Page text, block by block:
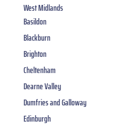
West Midlands
Basildon
Blackburn
Brighton
Cheltenham
Dearne Valley
Dumfries and Galloway
Edinburgh